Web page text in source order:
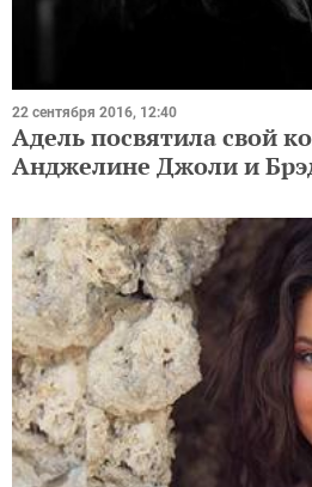
22 сентября 2016, 12:40
Адель посвятила свой
Анджелине Джоли и